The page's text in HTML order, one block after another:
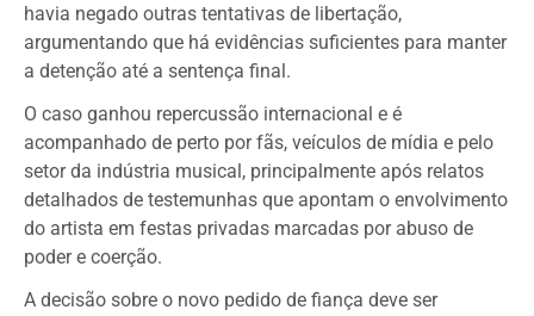
havia negado outras tentativas de libertação,
argumentando que há evidências suficientes para manter
a detenção até a sentença final.
O caso ganhou repercussão internacional e é
acompanhado de perto por fãs, veículos de mídia e pelo
setor da indústria musical, principalmente após relatos
detalhados de testemunhas que apontam o envolvimento
do artista em festas privadas marcadas por abuso de
poder e coerção.
A decisão sobre o novo pedido de fiança deve ser